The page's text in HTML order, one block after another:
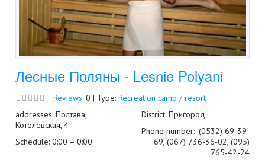
Лесные Поляны - Lesnie Polyani
Reviews: 0 | Type: Recreation camp / resort
addresses: Полтава,
Котелевская, 4
Schedule: 0:00 – 0:00
District: Пригород
Phone number: (0532) 69-39-
69, (067) 736-36-02, (095)
765-42-24